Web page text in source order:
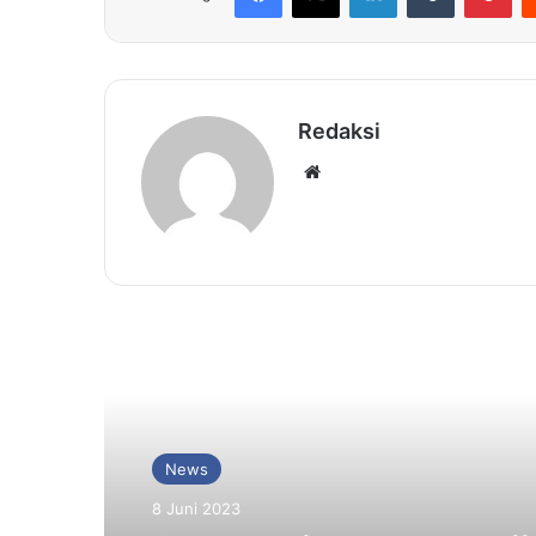
Redaksi
News
8 Juni 2023